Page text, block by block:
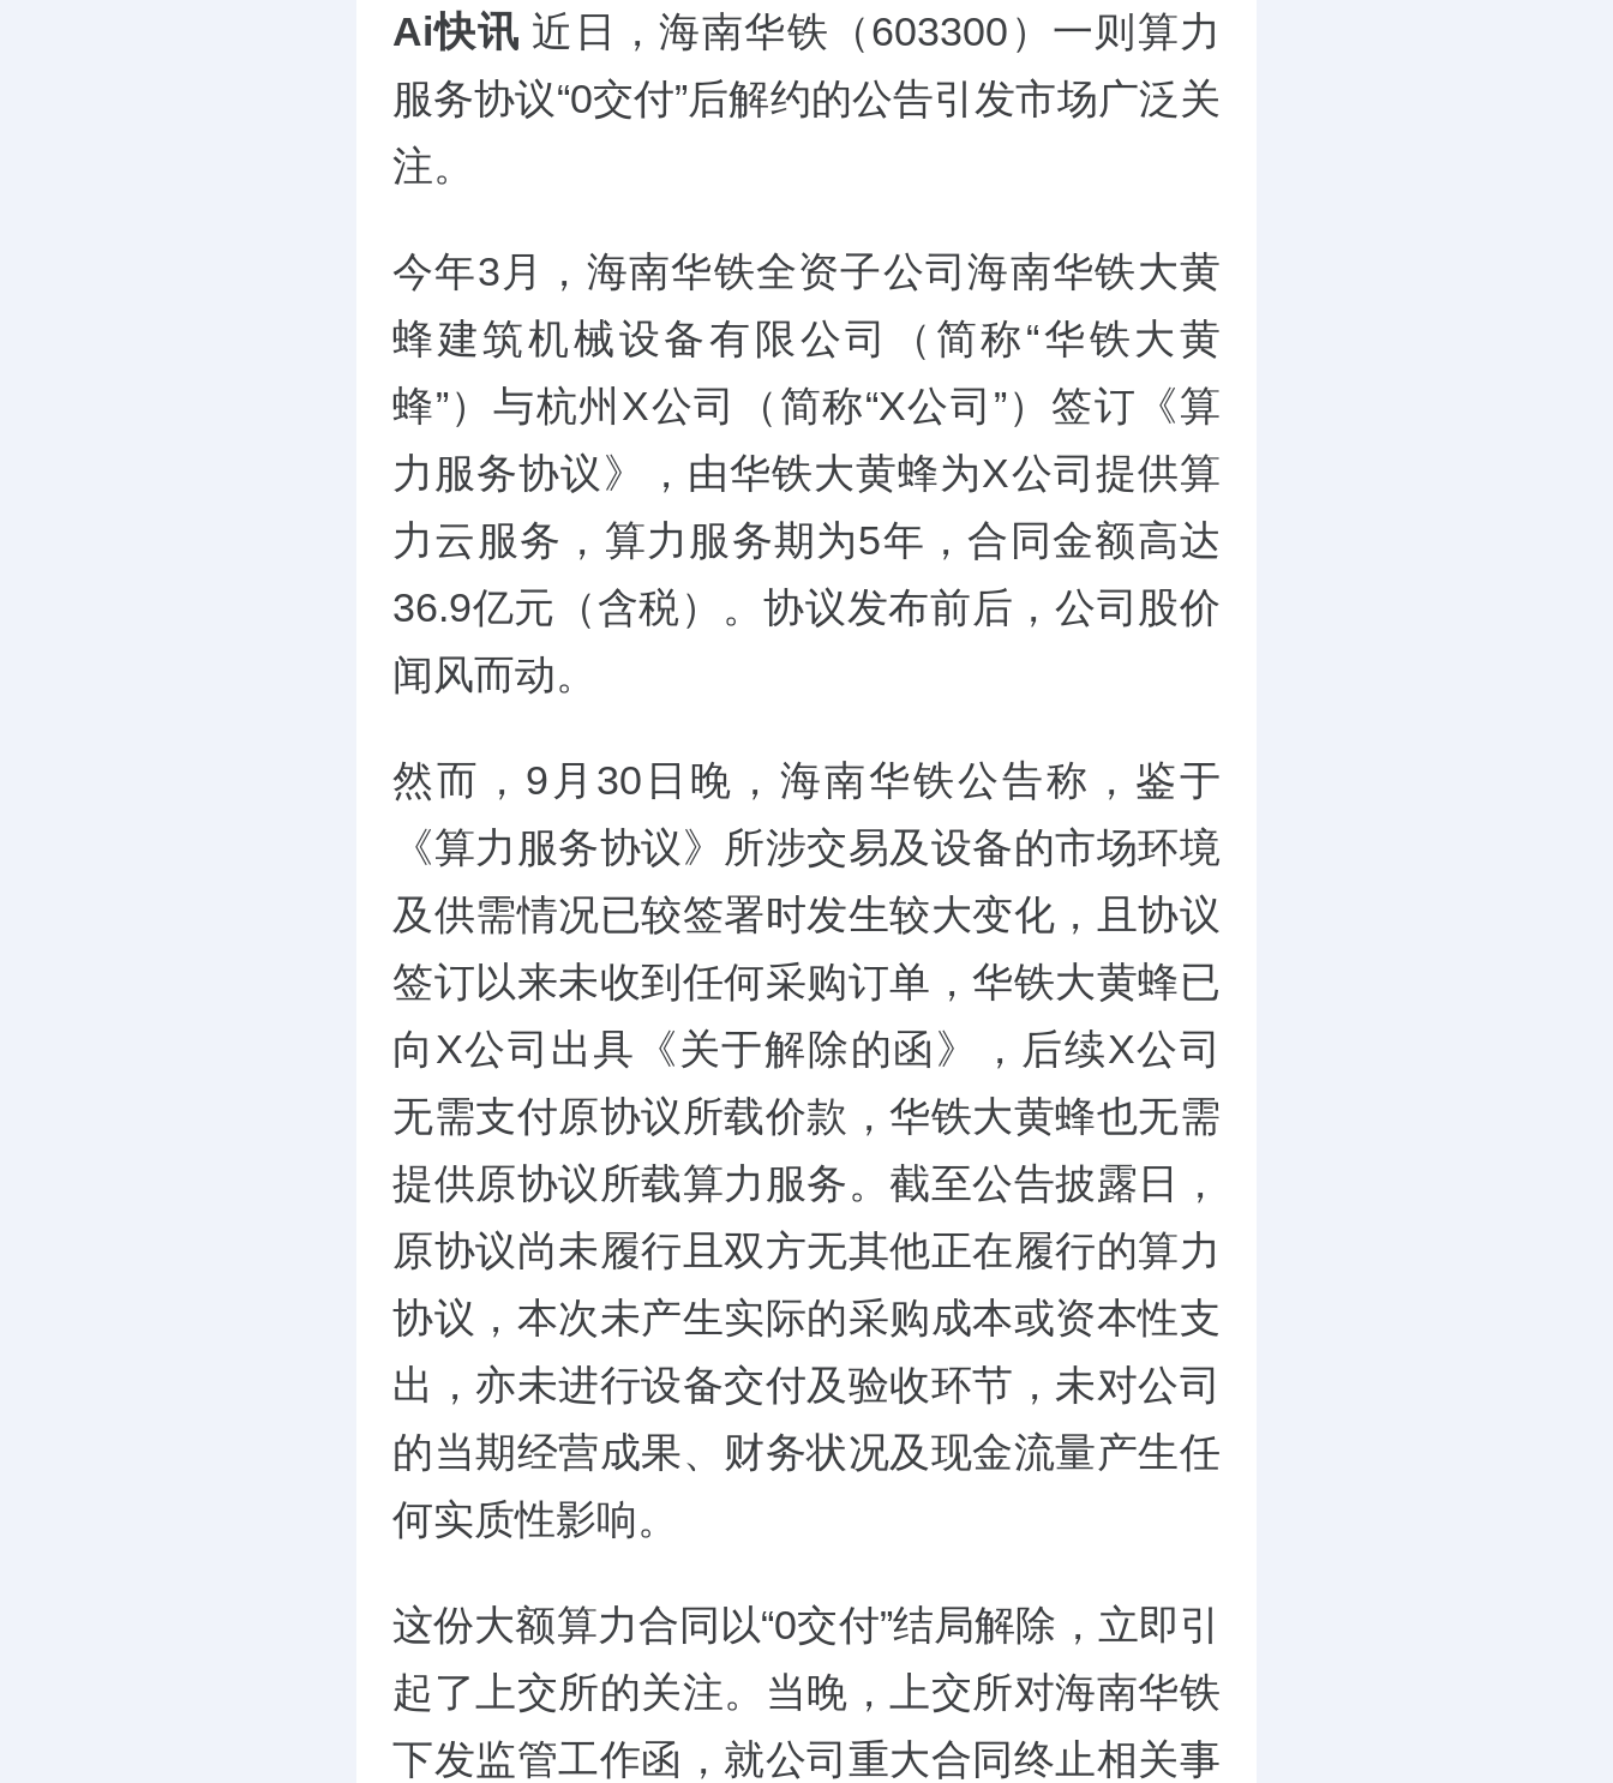
Ai快讯 近日，海南华铁（603300）一则算力
服务协议“0交付”后解约的公告引发市场广泛关
注。
今年3月，海南华铁全资子公司海南华铁大黄
蜂建筑机械设备有限公司（简称“华铁大黄
蜂”）与杭州X公司（简称“X公司”）签订《算
力服务协议》，由华铁大黄蜂为X公司提供算
力云服务，算力服务期为5年，合同金额高达
36.9亿元（含税）。协议发布前后，公司股价
闻风而动。
然而，9月30日晚，海南华铁公告称，鉴于
《算力服务协议》所涉交易及设备的市场环境
及供需情况已较签署时发生较大变化，且协议
签订以来未收到任何采购订单，华铁大黄蜂已
向X公司出具《关于解除的函》，后续X公司
无需支付原协议所载价款，华铁大黄蜂也无需
提供原协议所载算力服务。截至公告披露日，
原协议尚未履行且双方无其他正在履行的算力
协议，本次未产生实际的采购成本或资本性支
出，亦未进行设备交付及验收环节，未对公司
的当期经营成果、财务状况及现金流量产生任
何实质性影响。
这份大额算力合同以“0交付”结局解除，立即引
起了上交所的关注。当晚，上交所对海南华铁
下发监管工作函，就公司重大合同终止相关事